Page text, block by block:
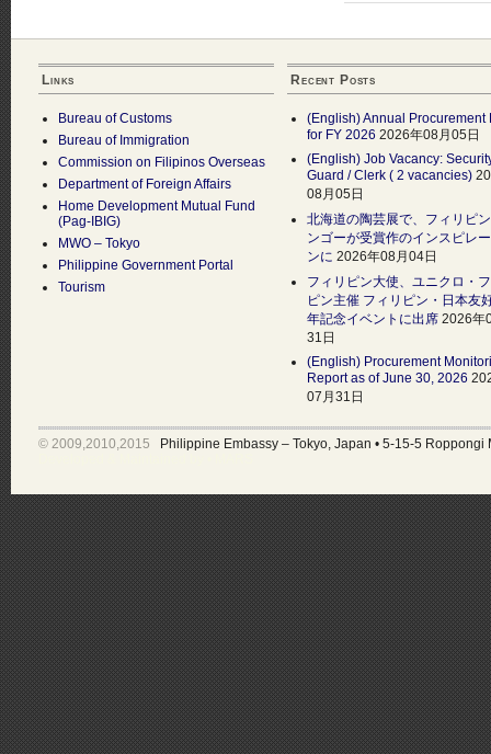
Links
Bureau of Customs
Bureau of Immigration
Commission on Filipinos Overseas
Department of Foreign Affairs
Home Development Mutual Fund
(Pag-IBIG)
MWO – Tokyo
Philippine Government Portal
Tourism
Recent Posts
(English) Annual Procurement
for FY 2026 2026年08月05日
(English) Job Vacancy:
Guard / Clerk ( 2 vacancies)
08月05日
北海道の陶芸展で、フィリピ
ンゴーが受賞作のインスピレ
ンに 2026年08月04日
フィリピン大使、ユニクロ・
ピン主催 フィリピン・日本友
年記念イベントに出席 2026年
31日
(English) Procurement
Report as of June 30, 2026
07月31日
© 2009,2010,2015 Philippine Embassy – Tokyo, Japan • 5-15-5 Roppongi